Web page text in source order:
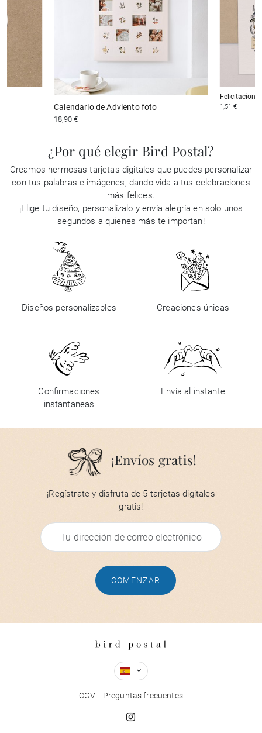
Calendario de Adviento foto
18,90 €
1,51 €
¿Por qué elegir Bird Postal?
Creamos hermosas tarjetas digitales que puedes personalizar
con tus palabras e imágenes, dando vida a tus celebraciones
más felices.
¡Elige tu diseño, personalízalo y envía alegría en solo unos
segundos a quienes más te importan!
Diseños personalizables Creaciones únicas
Confirmaciones
instantaneas
Envía al instante
¡Envíos gratis!
¡Regístrate y disfruta de 5 tarjetas digitales
gratis!
COMENZAR
CGV Preguntas frecuentes